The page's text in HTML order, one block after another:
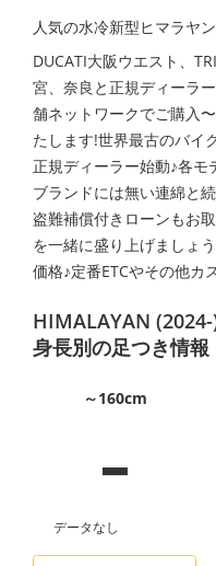
人気の水冷新型ヒマラヤ
DUCATI大阪ウエスト、
宮、奈良と正規ディーラ
舗ネットワークでご購入
たします!世界最古のバイ
正規ディーラー始動♪各モ
ブランドには無い連綿と
盗難補償付きローンもお
を一緒に盛り上げましょ
価格♪定番ETCやその他
HIMALAYAN
身長別の足つき情報
～160cm
-
データなし